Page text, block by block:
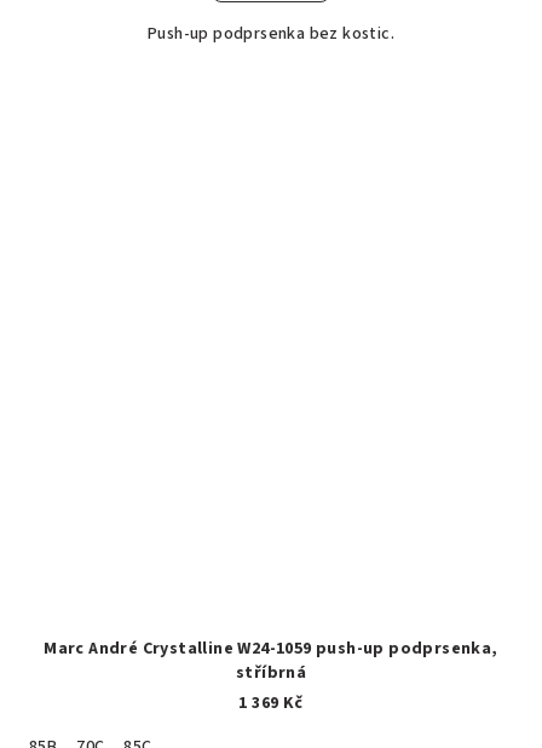
Push-up podprsenka bez kostic.
Marc André Crystalline W24-1059 push-up podprsenka,
stříbrná
1 369 Kč